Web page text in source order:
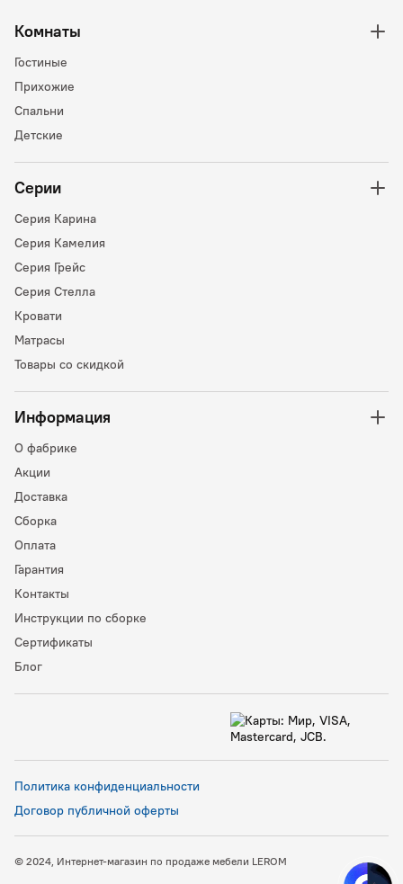
Комнаты
Гостиные
Прихожие
Спальни
Детские
Серии
Серия Карина
Серия Камелия
Серия Грейс
Серия Стелла
Кровати
Матрасы
Товары со скидкой
Информация
О фабрике
Акции
Доставка
Сборка
Оплата
Гарантия
Контакты
Инструкции по сборке
Сертификаты
Блог
Политика конфиденциальности
Договор публичной оферты
© 2024, Интернет-магазин по продаже мебели LEROM